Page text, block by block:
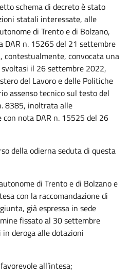
schema di decreto è stato
statali interessate, alle
di Trento e di Bolzano,
DAR n. 15265 del 21 settembre
contestualmente, convocata una
il 26 settembre 2022,
del Lavoro e delle Politiche
assenso tecnico sul testo del
8385, inoltrata alle
nota DAR n. 15525 del 26
della odierna seduta di questa
di Trento e di Bolzano e
con la raccomandazione di
già espressa in sede
fissato al 30 settembre
deroga alle dotazioni
all’intesa;